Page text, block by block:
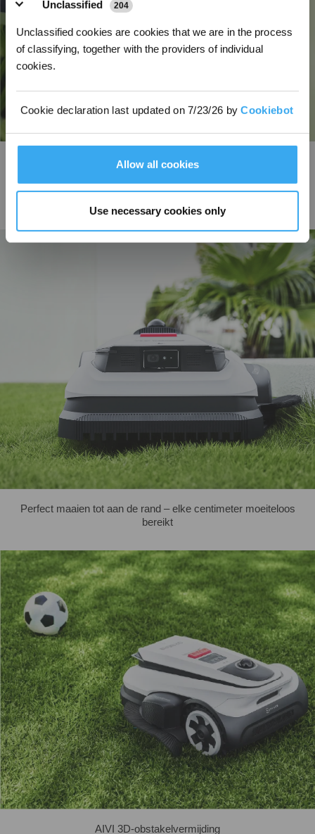
Unclassified 204
Unclassified cookies are cookies that we are in the process
of classifying, together with the providers of individual
cookies.
Cookie declaration last updated on 7/23/26 byCookiebot
Allow all cookies
Use necessary cookies only
Instelbare elektrische maaihoogte van 3 tot 9 cm
De maaihoogte kan elektrisch worden ingesteld van 3 tot 9 cm in stappen
van 1 cm, eenvoudig via de app. Dit bereik is geschikt voor de meeste
soorten gazongras, ondersteunt een gezonde groei en zorgt voor een
Perfect maaien tot aan de rand – elke centimeter moeiteloos
bereikt
AIVI 3D-obstakelvermijding